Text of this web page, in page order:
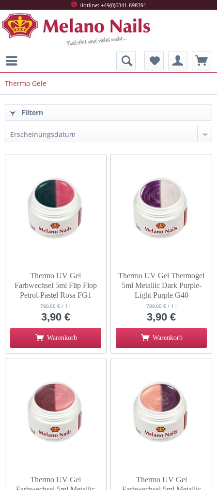
Hotline: +49(0)6341-898391
Thermo Gele
Filtern
Thermo UV Gel
Farbwechsel 5ml Flip Flop
Petrol-Pastel Rosa FG1
780,00 € / 1 l
3,90 €
Warenkorb
Thermo UV Gel Thermogel
5ml Metallic Dark Purple-
Light Purple G40
780,00 € / 1 l
3,90 €
Warenkorb
Thermo UV Gel
Thermo UV Gel